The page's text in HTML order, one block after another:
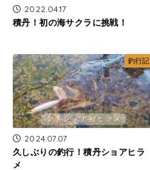
2022.04.17
積丹！初の海サクラに挑戦！
釣行記
2024.07.07
久しぶりの釣行！積丹ショアヒラ
メ